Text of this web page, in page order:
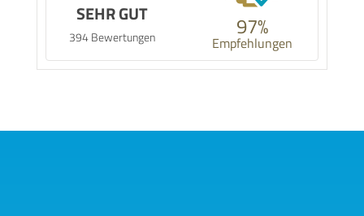
SEHR GUT
394 Bewertungen 97%
Empfehlungen